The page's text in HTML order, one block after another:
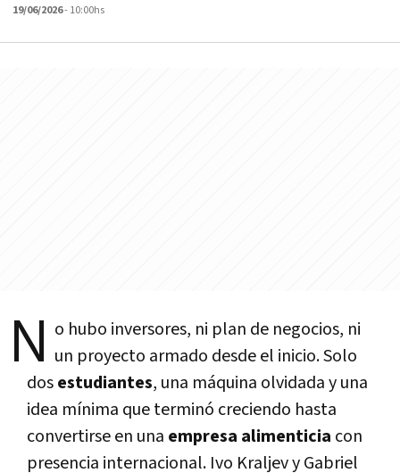
19/06/2026- 10:00hs
N o hubo inversores, ni plan de negocios, ni
un proyecto armado desde el inicio. Solo
dosestudiantes, una máquina olvidada y una
idea mínima que terminó creciendo hasta
convertirse en una empresa alimenticia con
presencia internacional. Ivo Kraljev y Gabriel